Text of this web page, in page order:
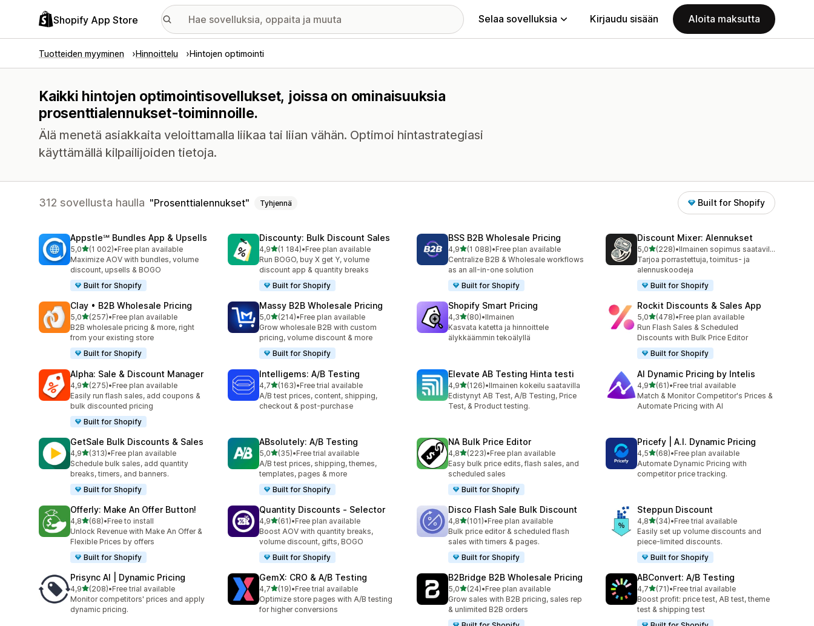
Shopify App Store Selaa sovelluksia Kirjaudu sisään Aloita maksutta
Tuotteiden myyminen Hinnoittelu Hintojen optimointi
Kaikki hintojen optimointisovellukset, joissa on ominaisuuksia
prosenttialennukset-toiminnoille.
Älä menetä asiakkaita veloittamalla liikaa tai liian vähän. Optimoi hintastrategiasi
käyttämällä kilpailijoiden tietoja.
312 sovellusta haulla Prosenttialennukset Tyhjennä Built for Shopify
Appstle℠ Bundles App & Upsells
5,0/ 5 tähteä
(1 002)
1002 arvostelua yhteensä
•Free plan available
Maximize AOV with bundles, volume
discount, upsells & BOGO
Built for Shopify
Discounty: Bulk Discount Sales
4,9/ 5 tähteä
(1 184)
1184 arvostelua yhteensä
•Free plan available
Run BOGO, buy X get Y, volume
discount app & quantity breaks
Built for Shopify
BSS B2B Wholesale Pricing
4,9/ 5 tähteä
(1 088)
1088 arvostelua yhteensä
•Free plan available
Centralize B2B & Wholesale workflows
as an all-in-one solution
Built for Shopify
Discount Mixer: Alennukset
5,0/ 5 tähteä
(228)
228 arvostelua yhteensä
•
Ilmainen sopimus saatavilla
Tarjoa porrastettuja, toimitus- ja
alennuskoodeja
Built for Shopify
Clay • B2B Wholesale Pricing
5,0/ 5 tähteä
(257)
257 arvostelua yhteensä
•Free plan available
B2B wholesale pricing & more, right
from your existing store
Built for Shopify
Massy B2B Wholesale Pricing
5,0/ 5 tähteä
(214)
214 arvostelua yhteensä
•Free plan available
Grow wholesale B2B with custom
pricing, volume discount & more
Built for Shopify
Shopify Smart Pricing
4,3/ 5 tähteä
(80)
80 arvostelua yhteensä
•Ilmainen
Kasvata katetta ja hinnoittele
älykkäämmin tekoälyllä
Rockit Discounts & Sales App
5,0/ 5 tähteä
(478)
478 arvostelua yhteensä
•Free plan available
Run Flash Sales & Scheduled
Discounts with Bulk Price Editor
Built for Shopify
Alpha: Sale & Discount Manager
4,9/ 5 tähteä
(275)
275 arvostelua yhteensä
•Free plan available
Easily run flash sales, add coupons &
bulk discounted pricing
Built for Shopify
Intelligems: A/B Testing
4,7/ 5 tähteä
(163)
163 arvostelua yhteensä
•Free trial available
A/B test prices, content, shipping,
checkout & post-purchase
Elevate AB Testing Hinta testi
4,9/ 5 tähteä
(126)
126 arvostelua yhteensä
•Ilmainen kokeilu saatavilla
Edistynyt AB Test, A/B Testing, Price
Test, & Product testing.
AI Dynamic Pricing by Intelis
4,9/ 5 tähteä
(61)
61 arvostelua yhteensä
•Free trial available
Match & Monitor Competitor's Prices &
Automate Pricing with AI
GetSale Bulk Discounts & Sales
4,9/ 5 tähteä
(313)
313 arvostelua yhteensä
•Free plan available
Schedule bulk sales, add quantity
breaks, timers, and banners.
Built for Shopify
ABsolutely: A/B Testing
5,0/ 5 tähteä
(35)
35 arvostelua yhteensä
•Free trial available
A/B test prices, shipping, themes,
templates, pages & more
Built for Shopify
NA Bulk Price Editor
4,8/ 5 tähteä
(223)
223 arvostelua yhteensä
•Free plan available
Easy bulk price edits, flash sales, and
scheduled sales
Built for Shopify
Pricefy | A.I. Dynamic Pricing
4,5/ 5 tähteä
(68)
68 arvostelua yhteensä
•Free plan available
Automate Dynamic Pricing with
competitor price tracking.
Offerly: Make An Offer Button!
4,8/ 5 tähteä
(68)
68 arvostelua yhteensä
•Free to install
Unlock Revenue with Make An Offer &
Flexible Prices by offers
Built for Shopify
Quantity Discounts ‑ Selector
4,9/ 5 tähteä
(61)
61 arvostelua yhteensä
•Free plan available
Boost AOV with quantity breaks,
volume discount, gifts, BOGO
Built for Shopify
Disco Flash Sale Bulk Discount
4,8/ 5 tähteä
(101)
101 arvostelua yhteensä
•Free plan available
Bulk price editor & scheduled flash
sales with timers & pages.
Built for Shopify
Steppun Discount
4,8/ 5 tähteä
(34)
34 arvostelua yhteensä
•Free trial available
Easily set up volume discounts and
piece-limited discounts.
Built for Shopify
Prisync AI | Dynamic Pricing
4,9/ 5 tähteä
(208)
208 arvostelua yhteensä
•Free trial available
Monitor competitors' prices and apply
dynamic pricing.
GemX: CRO & A/B Testing
4,7/ 5 tähteä
(19)
19 arvostelua yhteensä
•Free trial available
Optimize store pages with A/B testing
for higher conversions
B2Bridge B2B Wholesale Pricing
5,0/ 5 tähteä
(24)
24 arvostelua yhteensä
•Free plan available
Grow sales with B2B pricing, sales rep
& unlimited B2B orders
ABConvert: A/B Testing
4,7/ 5 tähteä
(71)
71 arvostelua yhteensä
•Free trial available
Boost profit: price test, AB test, theme
test & shipping test